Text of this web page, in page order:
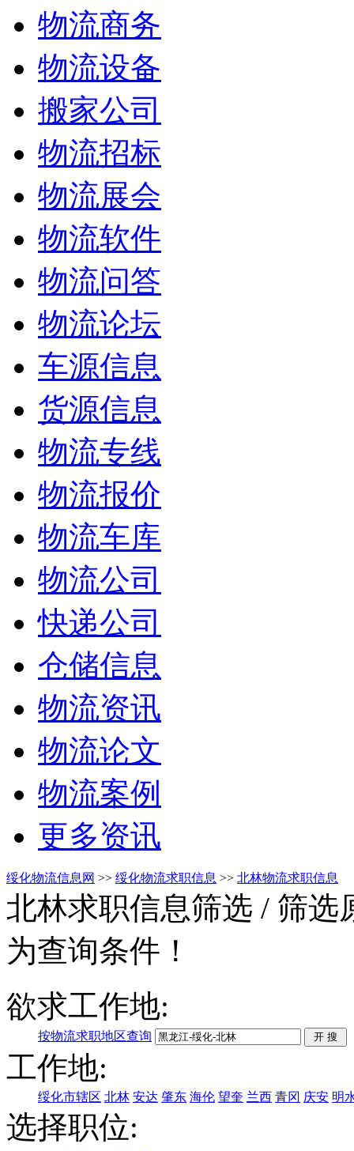
物流商务
物流设备
搬家公司
物流招标
物流展会
物流软件
物流问答
物流论坛
车源信息
货源信息
物流专线
物流报价
物流车库
物流公司
快递公司
仓储信息
物流资讯
物流论文
物流案例
更多资讯
绥化物流信息网 >> 绥化物流求职信息 >> 北林物流求职信息
北林求职信息筛选 / 筛选
为查询条件！
欲求工作地:
按物流求职地区查询
工作地:
绥化市辖区 北林 安达 肇东 海伦 望奎 兰西 青冈 庆安 明
选择职位: